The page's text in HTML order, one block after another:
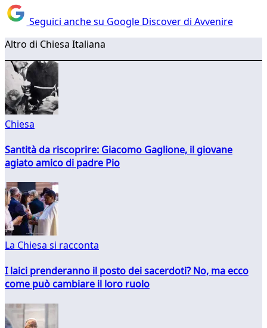
Seguici anche su Google Discover di Avvenire
Altro di Chiesa Italiana
Chiesa
Santità da riscoprire: Giacomo Gaglione, il giovane
agiato amico di padre Pio
La Chiesa si racconta
I laici prenderanno il posto dei sacerdoti? No, ma ecco
come può cambiare il loro ruolo